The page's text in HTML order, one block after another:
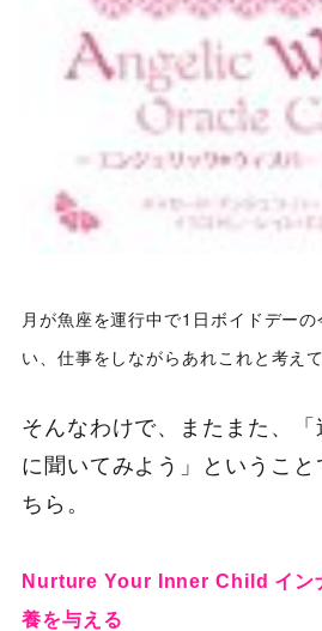
月が魚座を運行中で1日ボイドデー
い、仕事をしながらあれこれと考え
そんなわけで、またまた、
に聞いてみよう」ということ
ちら。
Nurture Your Inner Child イン
養を与える